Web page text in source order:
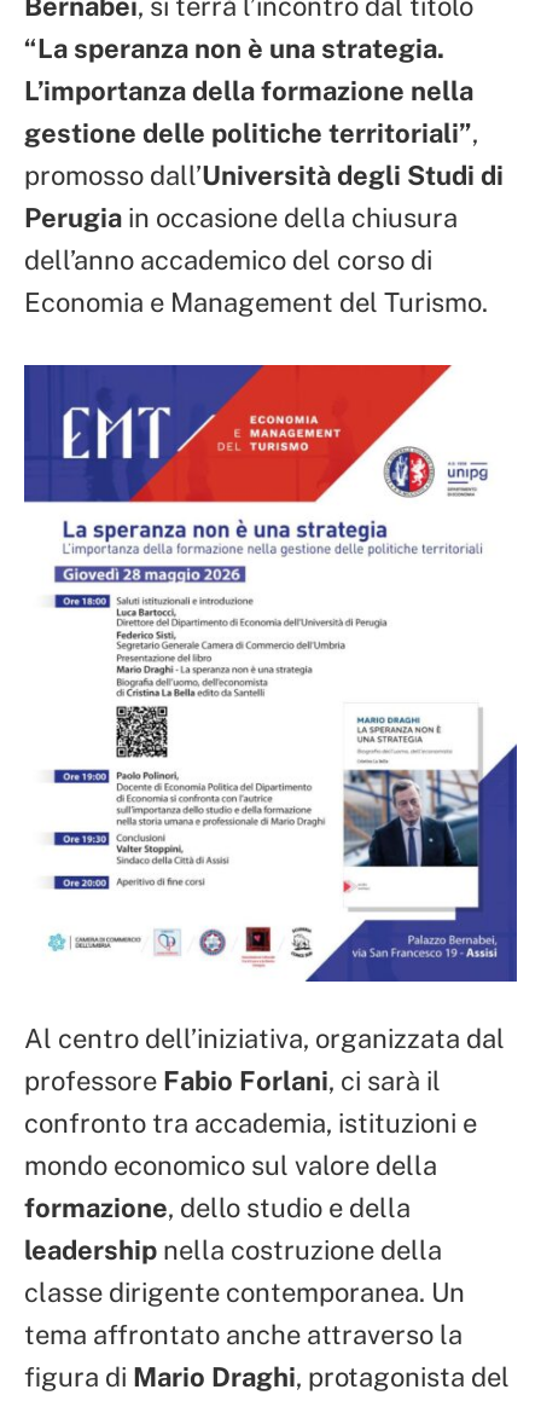
“La speranza non è una strategia.
L’importanza della formazione nella
gestione delle politiche territoriali”,
promosso dall’Università degli Studi di
Perugia in occasione della chiusura
dell’anno accademico del corso di
Economia e Management del Turismo.
Al centro dell’iniziativa, organizzata dal
professore Fabio Forlani, ci sarà il
confronto tra accademia, istituzioni e
mondo economico sul valore della
formazione, dello studio e della
leadership nella costruzione della
classe dirigente contemporanea. Un
tema affrontato anche attraverso la
figura di Mario Draghi, protagonista del